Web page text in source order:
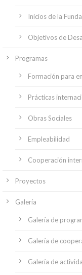
Inicios de la
Objetivos de
Programas
Formación para
Prácticas
Obras Sociales
Empleabilidad
Cooperación
Proyectos
Galería
Galería de
Galería de
Galería de